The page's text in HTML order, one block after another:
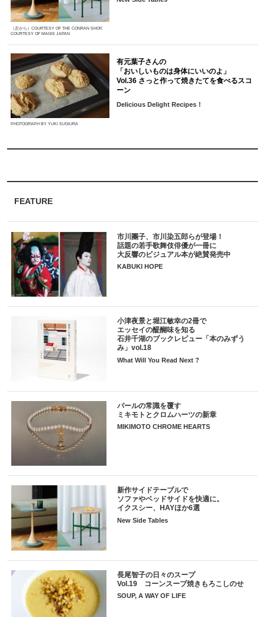
FEATURE
市川團子、市川染五郎らが登場！
話題の若手歌舞伎俳優が一冊に
大反響のビジュアル本が絶賛発売中
KABUKI HOPE
小津夜景と堀江敏幸の2冊で
エッセイの醍醐味を知る
石井千湖のブックレビュー「本のみずう
み」vol.18
What Will You Read Next ?
パールの常識を覆す
ミキモトとクロムハーツの新章
MIKIMOTO CHROME HEARTS
新作サイドテーブルで
ソファやベッドサイドを快適に。
イクスシー、HAYほか6選
New Side Tables
長尾智子の日々のスープ
Vol.19 コーンスープ焼きもろこしのせ
SOUP, A WAY OF LIFE
（左から）COURTESY OF THE CONRAN SHOP,
COURTESY OF MAGIS JAPAN
PHOTOGRAPH BY YUKI SUGIURA
有元葉子さんの
「おいしいものは身体にいいのよ」
Vol.36 さっと作って焼きたてを食べるスコ
ーン
Delicious Delight Recipes！